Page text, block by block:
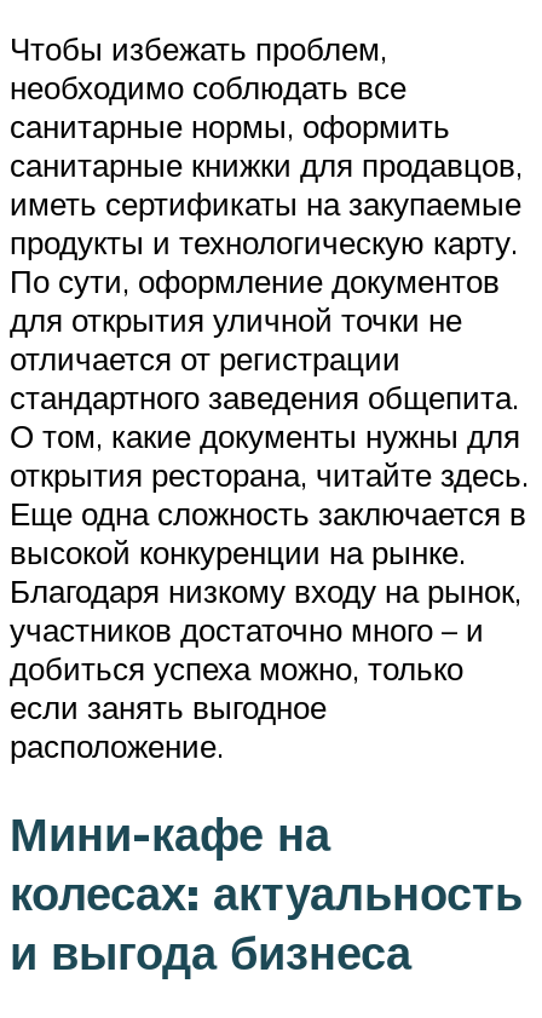
Чтобы избежать проблем,
необходимо соблюдать все
санитарные нормы, оформить
санитарные книжки для продавцов,
иметь сертификаты на закупаемые
продукты и технологическую карту.
По сути, оформление документов
для открытия уличной точки не
отличается от регистрации
стандартного заведения общепита.
О том, какие документы нужны для
открытия ресторана, читайте здесь.
Еще одна сложность заключается в
высокой конкуренции на рынке.
Благодаря низкому входу на рынок,
участников достаточно много – и
добиться успеха можно, только
если занять выгодное
расположение.
Мини-кафе на
колесах: актуальность
и выгода бизнеса